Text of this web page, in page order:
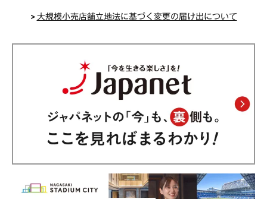
>大規模小売店舗立地法に基づく変更の届け出について